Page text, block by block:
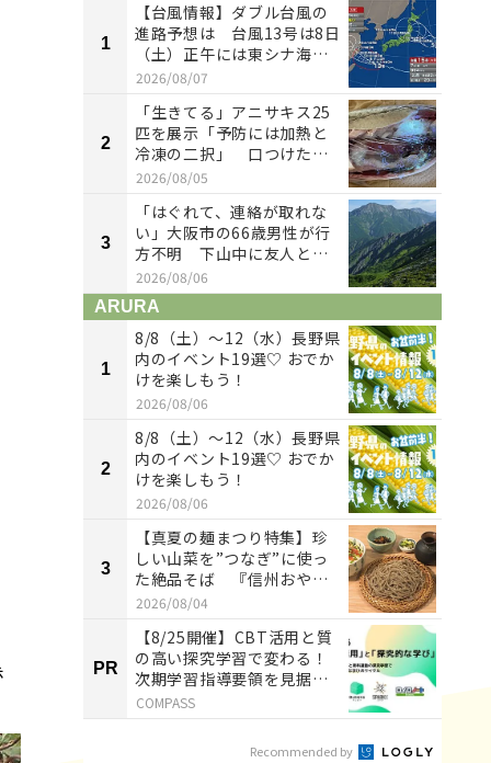
1
【台風情報】ダブル台風の
進路予想は 台風13号は8日
（土）正午には東シナ海に
達す...
2026/08/07
2
「生きてる」アニサキス25
匹を展示「予防には加熱と
冷凍の二択」 口つけたペ
ットボ...
2026/08/05
3
「はぐれて、連絡が取れな
い」大阪市の66歳男性が行
方不明 下山中に友人とは
ぐれる...
2026/08/06
ARURA
1
8/8（土）〜12（水）長野県
内のイベント19選♡ おでか
けを楽しもう！
2026/08/06
2
8/8（土）〜12（水）長野県
内のイベント19選♡ おでか
けを楽しもう！
2026/08/06
3
【真夏の麺まつり特集】珍
しい山菜を”つなぎ”に使っ
た絶品そば 『信州おやま
ぼくち...
2026/08/04
PR
【8/25開催】CBT活用と質
の高い探究学習で変わる！
次期学習指導要領を見据え
た...
COMPASS
Recommended by